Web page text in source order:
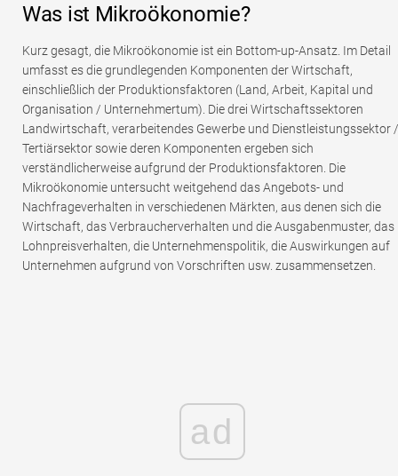
Was ist Mikroökonomie?
Kurz gesagt, die Mikroökonomie ist ein Bottom-up-Ansatz. Im Detail
umfasst es die grundlegenden Komponenten der Wirtschaft,
einschließlich der Produktionsfaktoren (Land, Arbeit, Kapital und
Organisation / Unternehmertum). Die drei Wirtschaftssektoren
Landwirtschaft, verarbeitendes Gewerbe und Dienstleistungssektor /
Tertiärsektor sowie deren Komponenten ergeben sich
verständlicherweise aufgrund der Produktionsfaktoren. Die
Mikroökonomie untersucht weitgehend das Angebots- und
Nachfrageverhalten in verschiedenen Märkten, aus denen sich die
Wirtschaft, das Verbraucherverhalten und die Ausgabenmuster, das
Lohnpreisverhalten, die Unternehmenspolitik, die Auswirkungen auf
Unternehmen aufgrund von Vorschriften usw. zusammensetzen.
ad